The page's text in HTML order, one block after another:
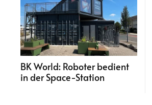
BK World: Roboter bedient
in der Space-Station